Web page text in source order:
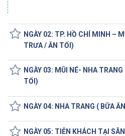
NGÀY 02: TP. HỒ CHÍ MINH –
TRƯA / ĂN TỐI)
NGÀY 03: MŨI NÉ- NHA
TỐI)
NGÀY 04: NHA TRANG ( BỮA
NGÀY 05: TIỄN KHÁCH TẠI